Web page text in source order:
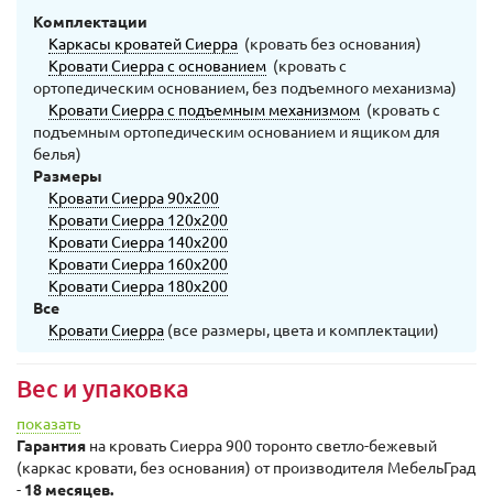
Комплектации
Каркасы кроватей Сиерра (кровать без основания)
Кровати Сиерра с основанием (кровать с
ортопедическим основанием, без подъемного механизма)
Кровати Сиерра с подъемным механизмом (кровать с
подъемным ортопедическим основанием и ящиком для
белья)
Размеры
Кровати Сиерра 90х200
Кровати Сиерра 120х200
Кровати Сиерра 140х200
Кровати Сиерра 160х200
Кровати Сиерра 180х200
Все
Кровати Сиерра (все размеры, цвета и комплектации)
Вес и упаковка
показать
Гарантия на кровать Сиерра 900 торонто светло-бежевый
(каркас кровати, без основания) от производителя МебельГрад
- 18 месяцев.